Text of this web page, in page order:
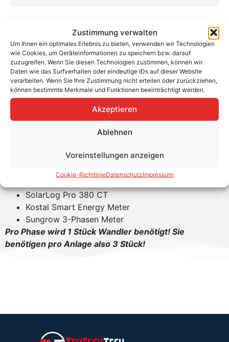
Zustimmung verwalten
Um Ihnen ein optimales Erlebnis zu bieten, verwenden wir Technologien
wie Cookies, um Geräteinformationen zu speichern bzw. darauf
zuzugreifen. Wenn Sie diesen Technologien zustimmen, können wir
Daten wie das Surfverhalten oder eindeutige IDs auf dieser Website
verarbeiten. Wenn Sie Ihre Zustimmung nicht erteilen oder zurückziehen,
können bestimmte Merkmale und Funktionen beeinträchtigt werden.
Akzeptieren
Ablehnen
Voreinstellungen anzeigen
Cookie-RichtlinieDatenschutzImpressum
Strommesswandler 100 A / 5A,
Klasse 1 / 0,5 ungeeicht
Für Stromschiene 30 x 10 mm oder bis 26mm
Kabeldurchmesser. Bei cos phi 0,9 einsetzbar bis 62
kVA.
SMA Sunny Home Manager 2.0
SMA Energy Meter
SolarLog Pro 380 CT
Kostal Smart Energy Meter
Sungrow 3-Phasen Meter
Pro Phase wird 1 Stück Wandler benötigt! Sie
benötigen pro Anlage also 3 Stück!